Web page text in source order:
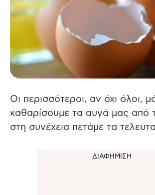
Οι περισσότεροι, αν όχι όλοι,
καθαρίσουμε τα αυγά μας από
στη συνέχεια πετάμε τα